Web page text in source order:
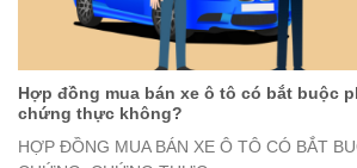
Hợp đồng mua bán xe ô tô có bắt buộc
chứng thực không?
HỢP ĐỒNG MUA BÁN XE Ô TÔ CÓ BẮT